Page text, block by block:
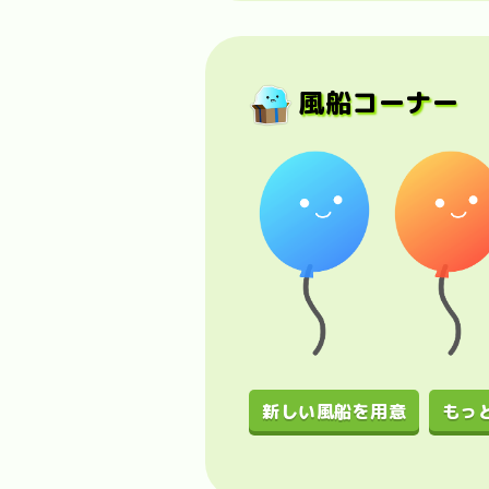
風船コーナー
新しい風船を用意 もっ